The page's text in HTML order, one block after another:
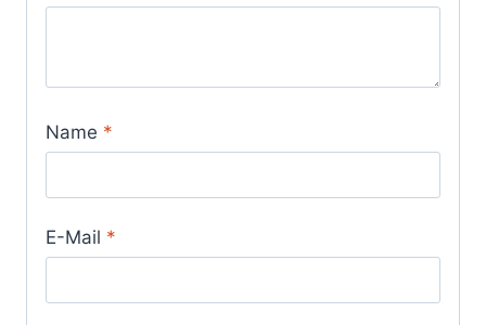
Name *
E-Mail *